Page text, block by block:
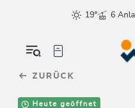
sr.skip-to.main-content
sr.skip-to.table-of-contents
sr.skip-to.main-navigation
19°
6
ZURÜCK
Heute geöffnet